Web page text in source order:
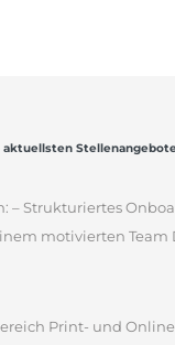
aktuellsten
Strukturiertes
motivierten Team
Print- und